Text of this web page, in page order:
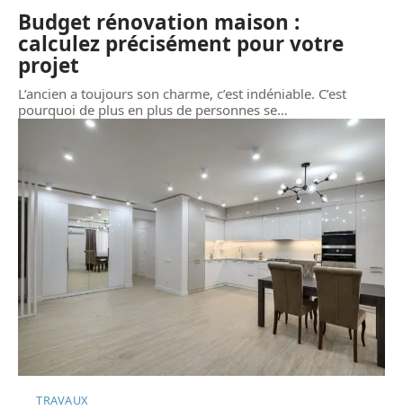
Budget rénovation maison :
calculez précisément pour votre
projet
L’ancien a toujours son charme, c’est indéniable. C’est
pourquoi de plus en plus de personnes se…
TRAVAUX